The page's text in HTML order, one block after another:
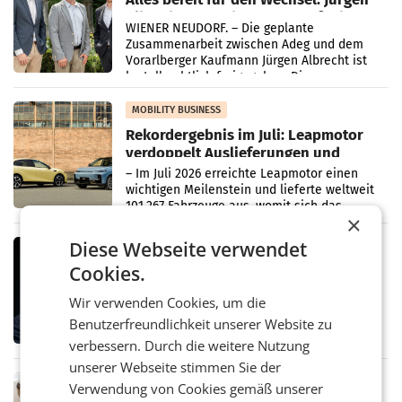
Albrecht setzt ab 1.1.2027 auf Adeg
WIENER NEUDORF. – Die geplante
Zusammenarbeit zwischen Adeg und dem
Vorarlberger Kaufmann Jürgen Albrecht ist
kartellrechtlich freigegeben: Die
Bundeswettbewerbsbehörde und der
Bundeskartellanwalt
MOBILITY BUSINESS
Rekordergebnis im Juli: Leapmotor
verdoppelt Auslieferungen und
überschreitet die 100.000er-Marke
– Im Juli 2026 erreichte Leapmotor einen
wichtigen Meilenstein und lieferte weltweit
101.267 Fahrzeuge aus, womit sich das
verdoppelte (+102
MARKETING & MEDIA
Stiftungsrat Lederer wehrt sich in
Mehrere Themen beschäftigen derzeit den
ORF. Am Dienstag soll im Stiftungsrat über
die vom neuen ORF-Chef Clemens Pig
vorgeschlagenen Besetzungen für die
Direktionen abgestimmt werden.
MARKETING & MEDIA
×
Diese Webseite verwendet
Cookies.
Wir verwenden Cookies, um die
Benutzerfreundlichkeit unserer Website zu
verbessern. Durch die weitere Nutzung
unserer Webseite stimmen Sie der
Verwendung von Cookies gemäß unserer